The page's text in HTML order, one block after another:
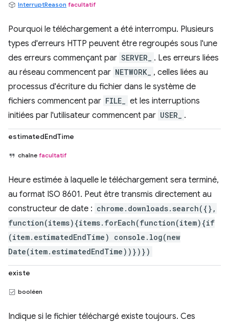
InterruptReason facultatif
Pourquoi le téléchargement a été interrompu. Plusieurs
types d'erreurs HTTP peuvent être regroupés sous l'une
des erreurs commençant par SERVER_
. Les erreurs liées
au réseau commencent par NETWORK_
, celles liées au
processus d'écriture du fichier dans le système de
fichiers commencent par FILE_
et les interruptions
initiées par l'utilisateur commencent par USER_ .
estimatedEndTime
chaîne facultatif
Heure estimée à laquelle le téléchargement sera terminé,
au format ISO 8601. Peut être transmis directement au
constructeur de date : chrome.downloads.search({},
function(items){items.forEach(function(item){if
(item.estimatedEndTime) console.log(new
Date(item.estimatedEndTime))})})
existe
booléen
Indique si le fichier téléchargé existe toujours. Ces